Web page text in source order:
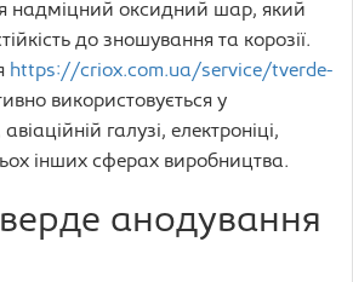
надміцний оксидний шар, який
до зношування та корозії.
https://criox.com.ua/service/tverde-
використовується у
галузі, електроніці,
інших сферах виробництва.
анодування